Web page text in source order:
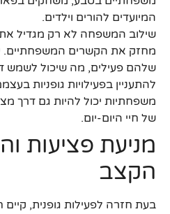
המיועדים להורים וילדים.
שילוב המשפחה לא רק מגדיל
מחזק את הקשרים המשפחתיים.
שלהם פעילים, מה שיכול לשמש
להתעניין בפעילויות גופניות
משפחתיות יכול להיות גם דרך
של חיי היום-יום.
מניעת פציעות
הקצב
בעת חזרה לפעילות גופנית,